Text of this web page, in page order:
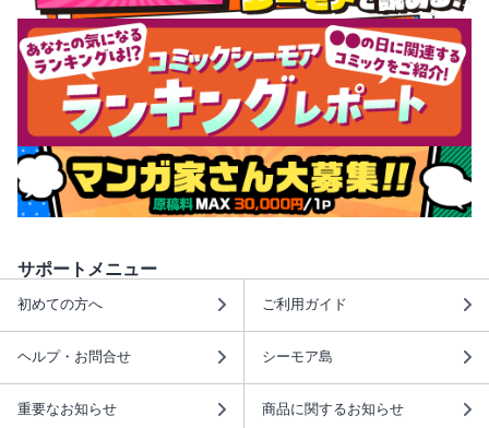
サポートメニュー
初めての方へ ご利用ガイド
ヘルプ・お問合せ シーモア島
重要なお知らせ 商品に関するお知らせ